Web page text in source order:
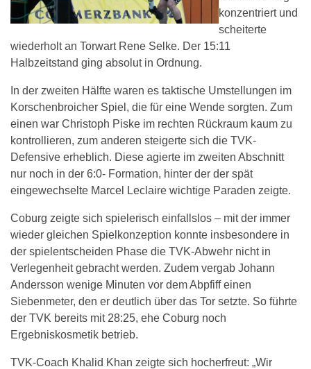
konzentriert und
scheiterte
wiederholt an Torwart Rene Selke. Der 15:11
Halbzeitstand ging absolut in Ordnung.
In der zweiten Hälfte waren es taktische Umstellungen im
Korschenbroicher Spiel, die für eine Wende sorgten. Zum
einen war Christoph Piske im rechten Rückraum kaum zu
kontrollieren, zum anderen steigerte sich die TVK-
Defensive erheblich. Diese agierte im zweiten Abschnitt
nur noch in der 6:0- Formation, hinter der der spät
eingewechselte Marcel Leclaire wichtige Paraden zeigte.
Coburg zeigte sich spielerisch einfallslos – mit der immer
wieder gleichen Spielkonzeption konnte insbesondere in
der spielentscheiden Phase die TVK-Abwehr nicht in
Verlegenheit gebracht werden. Zudem vergab Johann
Andersson wenige Minuten vor dem Abpfiff einen
Siebenmeter, den er deutlich über das Tor setzte. So führte
der TVK bereits mit 28:25, ehe Coburg noch
Ergebniskosmetik betrieb.
TVK-Coach Khalid Khan zeigte sich hocherfreut: „Wir